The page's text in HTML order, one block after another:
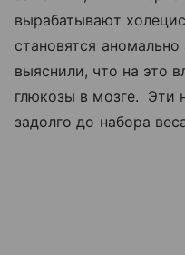
вырабатывают
становятся
выяснили, что на это
глюкозы в мозге. Эти
задолго до набора